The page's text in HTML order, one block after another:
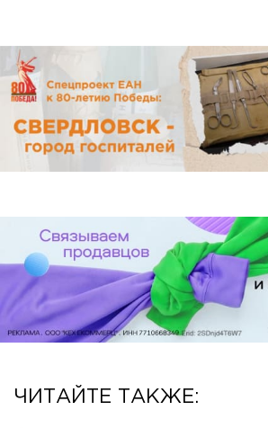
ЧИТАЙТЕ ТАКЖЕ: